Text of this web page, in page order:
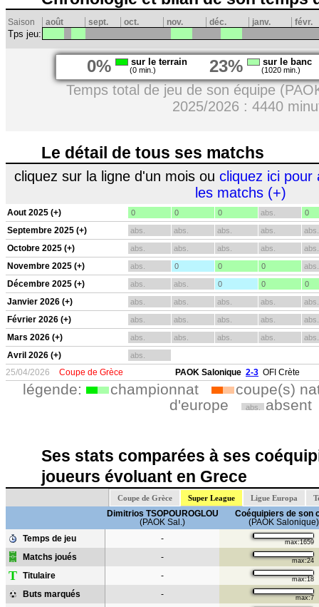
Saison août sept. oct. nov. déc. janv. févr.
Tps jeu:
0% sur le terrain
(0 min.) 23% sur le banc
(1020 min.)
Temps total de jeu de son équipe
2025/2026 : 4440
Le détail de tous ses matchs
cliquez sur la ligne d'un mois ou cliquez ici pour
les matchs (+)
Aout 2025 (+) 0 0 0 abs. 0
Septembre 2025 (+) abs. abs. abs. abs. abs.
Octobre 2025 (+) abs. abs. abs. abs. abs.
Novembre 2025 (+) abs. 0 0 0 abs.
Décembre 2025 (+) abs. abs. 0 0 0
Janvier 2026 (+) abs. abs. abs. abs. abs.
Février 2026 (+) abs. abs. abs. abs. abs.
Mars 2026 (+) abs. abs. abs. abs. abs.
Avril 2026 (+) abs.
25/04/2026 Coupe de Grèce PAOK Salonique 2-3 OFI Crète
légende: championnat
coupe(s)
d'europe
abs. absent
Ses stats comparées à ses
joueurs évoluant en Grece
Coupe de Grèce Super League Ligue Europa
Dimitrios TSOPOUROGLOU
(PAOK Sal.)
Coéquipiers de son
(PAOK Salonique)
Temps de jeu
- max:1659
Matchs joués - max:24
T Titulaire - max:18
Buts marqués - max:7